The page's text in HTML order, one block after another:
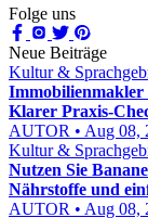
Folge uns
Neue Beiträge
Kultur &
Immobilienmakler
Klarer Praxis-
AUTOR • Aug 08,
Kultur &
Nutzen Sie
Nährstoffe und
AUTOR • Aug 08,